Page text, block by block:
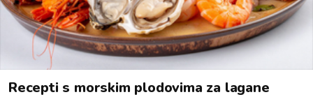
Recepti s morskim plodovima za lagane